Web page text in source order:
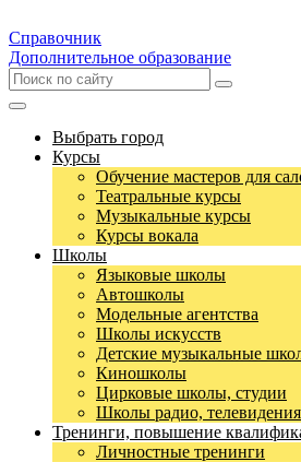
Справочник
Дополнительное образование
Выбрать город
Курсы
Обучение мастеров для
Театральные курсы
Музыкальные курсы
Курсы вокала
Школы
Языковые школы
Автошколы
Модельные агентства
Школы искусств
Детские музыкальные
Киношколы
Цирковые школы, студии
Школы радио, телевидения
Тренинги, повышение
Личностные тренинги